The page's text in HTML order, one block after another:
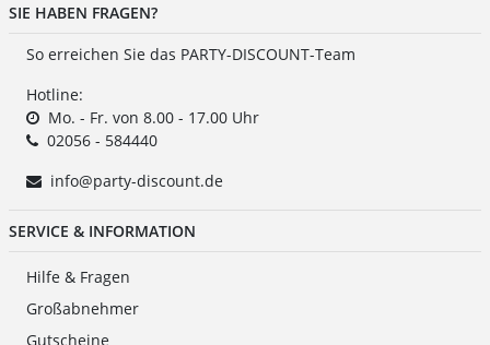
SIE HABEN FRAGEN?
So erreichen Sie das PARTY-DISCOUNT-Team
Hotline:
Mo. - Fr. von 8.00 - 17.00 Uhr
02056 - 584440
info@party-discount.de
SERVICE & INFORMATION
Hilfe & Fragen
Großabnehmer
Gutscheine